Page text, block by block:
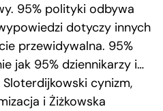
95% polityki odbywa
dotyczy innych
przewidywalna. 95%
jak 95% dziennikarzy i…
cynizm,
i Żiżkowska